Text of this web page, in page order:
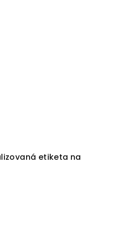
etiketa na